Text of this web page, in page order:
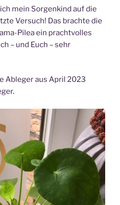
mein Sorgenkind auf die
Versuch! Das brachte die
Pilea ein prachtvolles
– und Euch – sehr
Ableger aus April 2023